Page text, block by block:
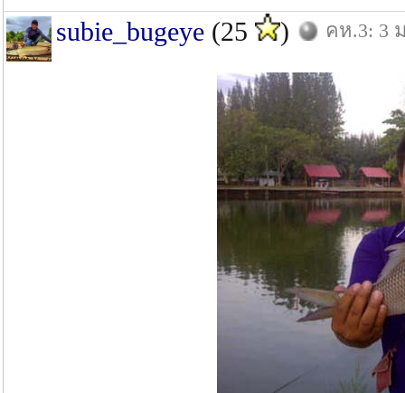
subie_bugeye (25 ) คห.3: 3